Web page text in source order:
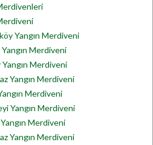
Yangın Merdiveni
Merdiveni
Merdiveni
Yangın Merdiveni
Merdiveni
Yangın Merdiveni
Merdiveni
Yangın Merdiveni